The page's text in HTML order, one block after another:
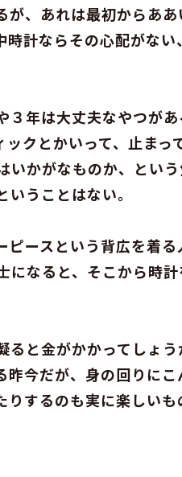
、あれは最初からあ
計ならその心配がない
年は大丈夫なやつが
クとかいって、止まっ
かがなものか、とい
うことはない。
ースという背広を着る
なると、そこから時
と金がかかってしょ
今だが、身の回りにこ
するのも実に楽しいも